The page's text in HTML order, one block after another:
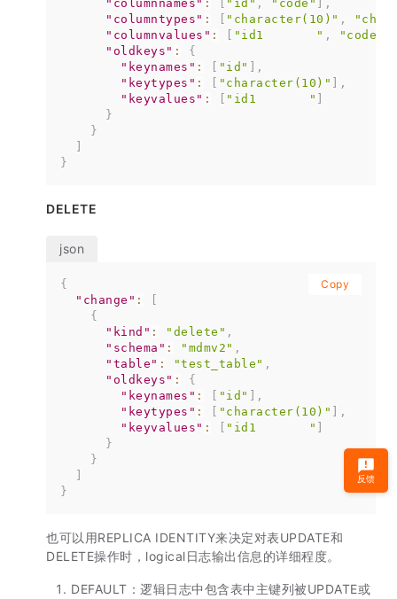
"columnnames" : "id" , "code"
,
"columntypes" : "character(10)" ,
"columnvalues" : "id1       " ,
"oldkeys" :
{
"keynames" : "id"
,
"keytypes" : "character(10)"
,
"keyvalues" : "id1       "
}
}
}
DELETE
{
"change" :
{
"kind" : "delete" ,
"schema" : "mdmv2" ,
"table" : "test_table" ,
"oldkeys" :
{
"keynames" : "id"
,
"keytypes" : "character(10)"
,
"keyvalues" : "id1       "
}
}
}
Copy
也可以用REPLICA IDENTITY来决定对表UPDATE和
DELETE操作时，logical日志输出信息的详细程度。
DEFAULT：逻辑日志中包含表中主键列被UPDATE或
反馈